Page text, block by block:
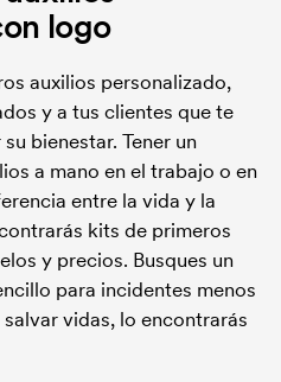
logo
auxilios personalizado,
y a tus clientes que te
bienestar. Tener un
a mano en el trabajo o en
entre la vida y la
kits de primeros
y precios. Busques un
para incidentes menos
vidas, lo encontrarás